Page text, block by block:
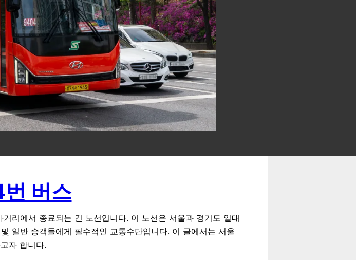
버스
리에서 종료되는 긴 노선입니다. 이 노선은 서울과 경기도 일대
일반 승객들에게 필수적인 교통수단입니다. 이 글에서는 서울
자 합니다.